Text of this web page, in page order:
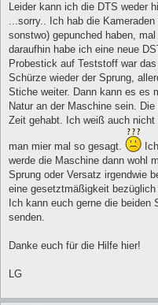
r
a
g
Leider kann ich die DTS weder
...sorry.. Ich hab die
sonstwo) gepunched haben,
daraufhin habe ich eine neue
Probestick auf Teststoff war
Schürze wieder der Sprung,
Stiche weiter. Dann kann es es
Natur an der Maschine sein.
Zeit gehabt. Ich weiß auch
man mier mal so gesagt.
werde die Maschine dann wohl
Sprung oder Versatz irgendwie
eine gesetztmäßigkeit
Ich kann euch gerne die
senden.
Danke euch für die Hilfe hier!
LG